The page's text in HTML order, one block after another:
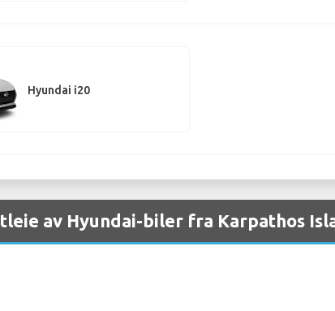
Hyundai i20
av Hyundai-biler fra Karpathos